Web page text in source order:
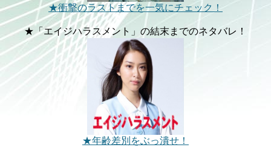
★衝撃のラストまでを一気にチェック！
★「エイジハラスメント」の結末までのネタバレ！
★年齢差別をぶっ潰せ！